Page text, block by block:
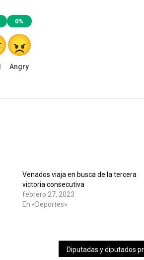
0%
Angry
Venados viaja en busca de la tercera
victoria consecutiva
febrero 27, 2023
En «Deportes»